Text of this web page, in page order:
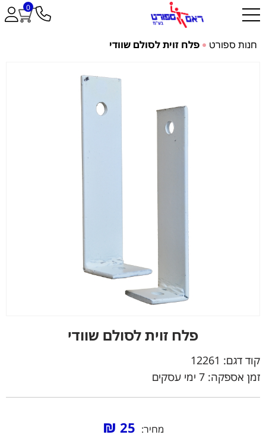
0
חנות ספורט פלח זוית לסולם שוודי
פלח זוית לסולם שוודי
קוד דגם: 12261
זמן אספקה: 7 ימי עסקים
מחיר: 25
₪